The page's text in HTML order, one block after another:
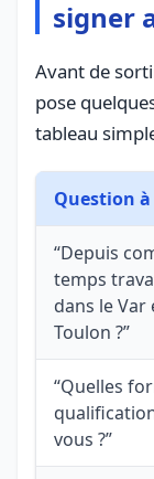
signer
Avant de
pose
tableau
Question
“Depuis
temps
dans le Var
Toulon ?”
“Quelles
vous ?”